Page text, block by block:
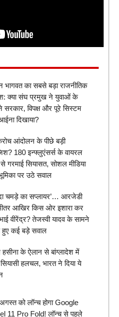
भागवत का सबसे बड़ा राजनीतिक
क्या संघ प्रमुख ने युवाओं के
सरकार, विपक्ष और पूरे सिस्टम
दिखाया?
आंदोलन के पीछे बड़ी
180 इन्फ्लुएंसर्स के वायरल
से गरमाई सियासत, सोशल मीडिया
पर उठे सवाल
चमड़े का सप्लायर’… आरजेडी
आखिर किस ओर इशारा कर
वीरेंद्र? तेजस्वी यादव के सामने
कई बड़े सवाल
के ऐलान से बांग्लादेश में
सियासी हलचल, भारत ने दिया ये
को लॉन्च होगा Google
11 Pro Fold! लॉन्च से पहले